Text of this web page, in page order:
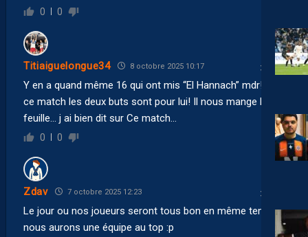
0 0
Titiaiguelongue34 8 octobre 2025 10:17
Y en a quand même 16 qui ont mis “El Hannach” mdr! Sur
ce match les deux buts sont pour lui! Il nous mange la
feuille… j ai bien dit sur Ce match…
0 0
Zdav 7 octobre 2025 12:23
Le jour ou nos joueurs seront tous bon en même temps,
nous aurons une équipe au top :p